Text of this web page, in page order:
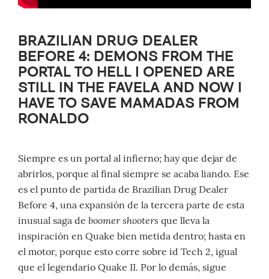
BRAZILIAN DRUG DEALER
BEFORE 4: DEMONS FROM THE
PORTAL TO HELL I OPENED ARE
STILL IN THE FAVELA AND NOW I
HAVE TO SAVE MAMADAS FROM
RONALDO
Siempre es un portal al infierno; hay que dejar de
abrirlos, porque al final siempre se acaba liando. Ese
es el punto de partida de Brazilian Drug Dealer
Before 4, una expansión de la tercera parte de esta
inusual saga de boomer shooters que lleva la
inspiración en Quake bien metida dentro; hasta en
el motor, porque esto corre sobre id Tech 2, igual
que el legendario Quake II. Por lo demás, sigue